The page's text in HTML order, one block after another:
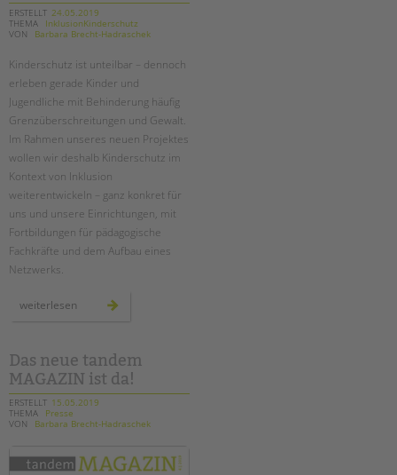
Schulbezogene Sozialarbeit
Tagesgruppen
HILFEN ZUR ERZIEHUNG
EINGLIEDERUNGSHILFE
BETREUTES WOHNEN
TANDEM BTL AKADEMIE
Zertfikatskurse
Seminarkalender
Seminarräume
STADTTEILARBEIT
Bereiche im Überblick
Kinder- und Jugendschutz
Unsere Videos
schoolcoach BTL
Suchen
ERSTELLT 24.05.2019
THEMA
InklusionKinderschutz
VON
Barbara Brecht-Hadraschek
Kinderschutz ist unteilbar – dennoch
erleben gerade Kinder und
Jugendliche mit Behinderung häufig
Grenzüberschreitungen und Gewalt.
Im Rahmen unseres neuen Projektes
wollen wir deshalb Kinderschutz im
Kontext von Inklusion
weiterentwickeln – ganz konkret für
uns und unsere Einrichtungen, mit
Fortbildungen für pädagogische
Fachkräfte und dem Aufbau eines
Netzwerks.
weiterlesen
projekt:
Das neue tandem
MAGAZIN ist da!
ERSTELLT 15.05.2019
THEMA
Presse
VON
Barbara Brecht-Hadraschek